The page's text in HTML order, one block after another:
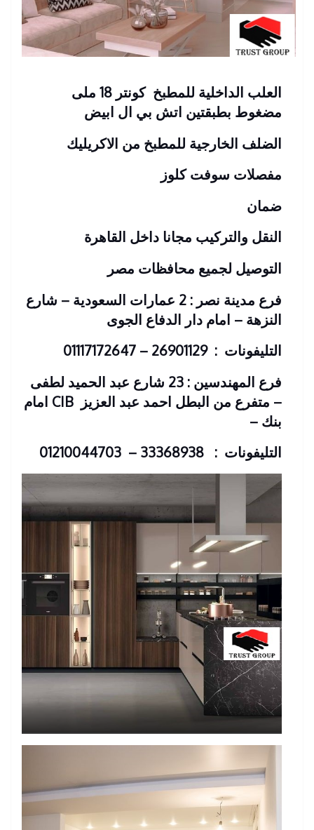
العلب الداخلية للمطبخ كونتر 18 ملى
مضغوط بطبقتين اتش بي ال ابيض
الضلف الخارجية للمطبخ من الاكريليك
مفصلات سوفت كلوز
ضمان
النقل والتركيب مجانا داخل القاهرة
التوصيل لجميع محافظات مصر
فرع مدينة نصر : 2 عمارات السعودية – شارع
النزهة – امام دار الدفاع الجوى
التليفونات : 26901129 – 01117172647
فرع المهندسين : 23 شارع عبد الحميد لطفى
– متفرع من البطل احمد عبد العزيز
CIB امام
بنك –
التليفونات : 33368938 – 01210044703